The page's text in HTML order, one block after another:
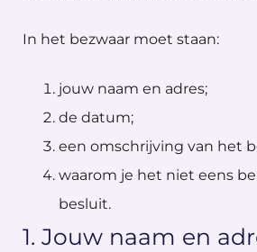
In het bezwaar moet staan:
jouw naam en adres;
de datum;
een omschrijving van het
waarom je het niet eens
besluit.
1. Jouw naam en